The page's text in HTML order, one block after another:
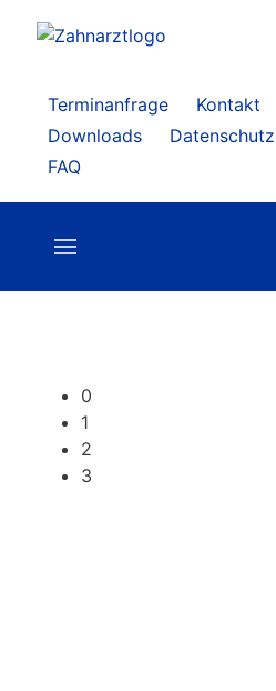
Terminanfrage Kontakt
Downloads
Datenschutz
FAQ
0
1
2
3